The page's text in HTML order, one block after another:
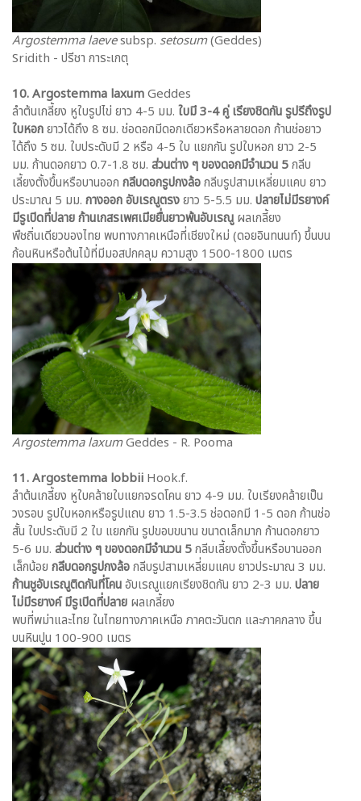
Argostemma laevesubsp. setosum(Geddes)
Sridith - ปรีชา การะเกตุ
10. Argostemma laxumGeddes
ลำต้นเกลี้ยง หูใบรูปไข่ ยาว 4-5 มม. ใบมี 3-4 คู่ เรียงชิดกัน รูปรีถึงรูป
ใบหอกยาวได้ถึง 8 ซม. ช่อดอกมีดอกเดียวหรือหลายดอก ก้านช่อยาว
ได้ถึง 5 ซม. ใบประดับมี 2 หรือ 4-5 ใบ แยกกัน รูปใบหอก ยาว 2-5
มม. ก้านดอกยาว 0.7-1.8 ซม. ส่วนต่าง ๆ ของดอกมีจำนวน 5กลีบ
เลี้ยงตั้งขึ้นหรือบานออก กลีบดอกรูปกงล้อกลีบรูปสามเหลี่ยมแคบ ยาว
ประมาณ 5 มม. กางออก อับเรณูตรงยาว 5-5.5 มม. ปลายไม่มีรยางค์
มีรูเปิดที่ปลาย ก้านเกสรเพศเมียยื่นยาวพ้นอับเรณูผลเกลี้ยง
พืชถิ่นเดียวของไทย พบทางภาคเหนือที่เชียงใหม่ (ดอยอินทนนท์) ขึ้นบน
ก้อนหินหรือต้นไม้ที่มีมอสปกคลุม ความสูง 1500-1800 เมตร
Argostemma laxumGeddes - R. Pooma
11. Argostemma lobbii Hook.f.
ลำต้นเกลี้ยง หูใบคล้ายใบแยกจรดโคน ยาว 4-9 มม. ใบเรียงคล้ายเป็น
วงรอบ รูปใบหอกหรือรูปแถบ ยาว 1.5-3.5 ช่อดอกมี 1-5 ดอก ก้านช่อ
สั้น ใบประดับมี 2 ใบ แยกกัน รูปขอบขนาน ขนาดเล็กมาก ก้านดอกยาว
5-6 มม. ส่วนต่าง ๆ ของดอกมีจำนวน 5กลีบเลี้ยงตั้งขึ้นหรือบานออก
เล็กน้อย กลีบดอกรูปกงล้อกลีบรูปสามเหลี่ยมแคบ ยาวประมาณ 3 มม.
ก้านชูอับเรณูติดกันที่โคนอับเรณูแยกเรียงชิดกัน ยาว 2-3 มม. ปลาย
ไม่มีรยางค์ มีรูเปิดที่ปลาย ผลเกลี้ยง
พบที่พม่าและไทย ในไทยทางภาคเหนือ ภาคตะวันตก และภาคกลาง ขึ้น
บนหินปูน 100-900 เมตร